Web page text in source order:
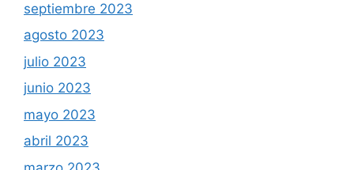
septiembre 2023
agosto 2023
julio 2023
junio 2023
mayo 2023
abril 2023